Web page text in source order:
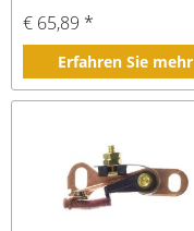
€ 65,89 *
Erfahren Sie mehr